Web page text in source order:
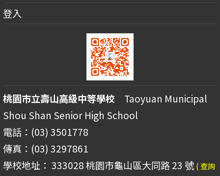
登入
桃園市立壽山高級中等學校 Taoyuan Municipal
Shou Shan Senior High School
電話：(03) 3501778
傳真：(03) 3297861
學校地址： 333028 桃園市龜山區大同路 23 號 ( 查詢